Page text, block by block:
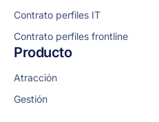
Contrato perfiles IT
Contrato perfiles frontline
Producto
Atracción
Gestión